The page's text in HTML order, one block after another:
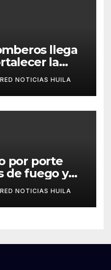
llega
la
del niño
RED NOTICIAS HUILA
por porte
de fuego y
RED NOTICIAS HUILA